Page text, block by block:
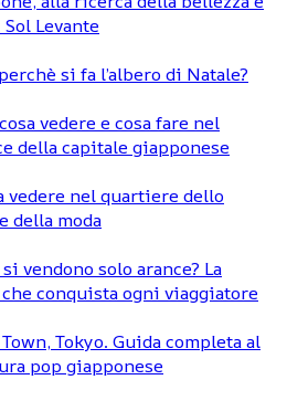
Levante
si fa l’albero di Natale?
vedere e cosa fare nel
della capitale giapponese
vedere nel quartiere dello
della moda
vendono solo arance? La
conquista ogni viaggiatore
Tokyo. Guida completa al
pop giapponese